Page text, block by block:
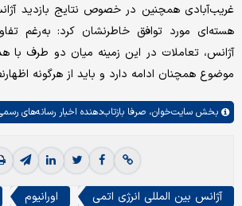
غریب‌آبادی همچنین در خصوص نتایج بازدید
هسته‌ای مورد توافق خاطرنشان کرد: به‌رغم
آژانس، تعاملات در این زمینه میان دو طرف
موضوع همچنان ادامه دارد و باید از هرگونه
بخش سایت‌خوان، صرفا بازتاب‌دهنده اخبار رسانه‌های
آژانس بین المللی انرژی اتمی اورانیوم